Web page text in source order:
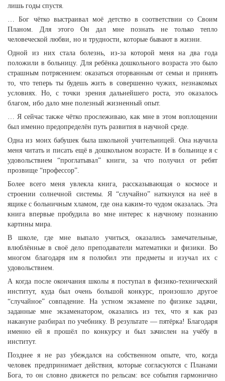
лишь годы спустя.
… Бог чётко выстраивал моё детство в соответствии со Своим
Планом. Для этого Он дал мне познать не только тепло
человеческой любви, но и трудности, которые бывают в жизни.
Одной из них стала болезнь, из-за которой меня на два года
положили в больницу. Для ребёнка дошкольного возраста это было
страшным потрясением: оказаться оторванным от семьи и принять
то, что теперь ты будешь жить в совершенно чужих, незнакомых
условиях. Но, с точки зрения дальнейшего роста, это оказалось
благом, ибо дало мне полезный жизненный опыт.
… Я сейчас также чётко прослеживаю, как мне в этом воплощении
был именно предопределён путь развития в научной среде.
Одна из моих бабушек была школьной учительницей. Она научила
меня читать и писать ещё в дошкольном возрасте. И в больнице я с
удовольствием “проглатывал” книги, за что получил от ребят
прозвище “профессор”.
Более всего меня увлекла книга, рассказывающая о космосе и
строении солнечной системы. Я “случайно” наткнулся на неё в
ящике с больничным хламом, где она каким-то чудом оказалась. Эта
книга впервые пробудила во мне интерес к научному познанию
картины мира.
В школе, где мне выпало учиться, оказались замечательные,
влюблённые в своё дело преподаватели математики и физики. Во
многом благодаря им я полюбил эти предметы и изучал их с
удовольствием.
А когда после окончания школы я поступал в физико-технический
институт, куда был очень большой конкурс, произошло другое
“случайное” совпадение. На устном экзамене по физике задачи,
заданные мне экзаменатором, оказались из тех, что я как раз
накануне разбирал по учебнику. В результате — пятёрка! Благодаря
именно ей я прошёл по конкурсу и был зачислен на учёбу в
институт.
Позднее я не раз убеждался на собственном опыте, что, когда
человек предпринимает действия, которые согласуются с Планами
Бога, то он словно движется по рельсам: все события гармонично